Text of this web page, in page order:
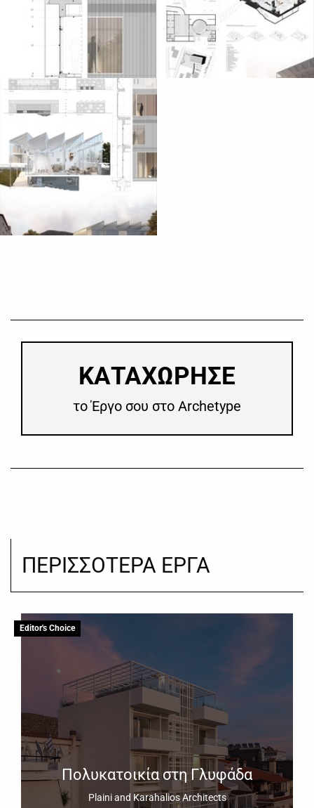
​ΚΑΤΑΧΩΡΗΣΕ
το Έργο σου στο Archetype
ΠΕΡΙΣΣΟΤΕΡΑ ΕΡΓΑ
Editor's Choice
Πολυκατοικία στη Γλυφάδα
Plaini and Karahalios Architects